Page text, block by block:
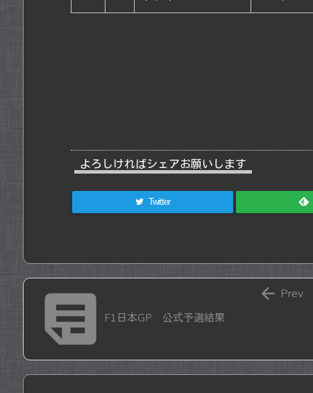
よろしければシェアお願いします
Twitter
 F1日本GP 公式予選結果
 Prev